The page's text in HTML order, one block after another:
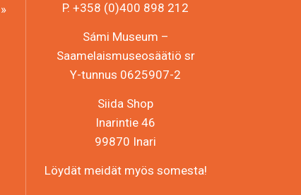
P. +358 (0)400 898 212
Sámi Museum –
Saamelaismuseosäätiö sr
Y-tunnus 0625907-2
Siida Shop
Inarintie 46
99870 Inari
Löydät meidät myös somesta!